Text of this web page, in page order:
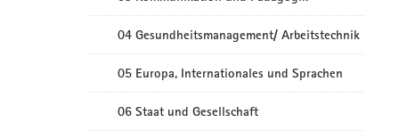
04 Gesundheitsmanagement/ Arbeitstechnik
05 Europa, Internationales und Sprachen
06 Staat und Gesellschaft